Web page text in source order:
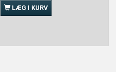
LÆG I KURV